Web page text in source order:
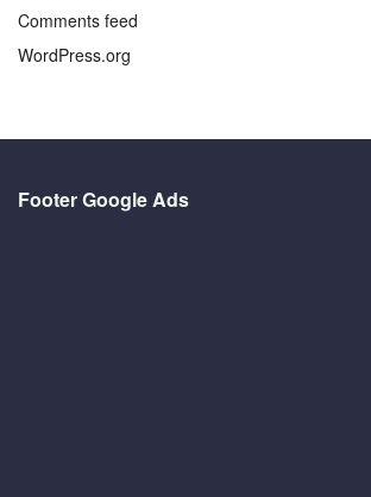
Comments feed
WordPress.org
Footer Google Ads